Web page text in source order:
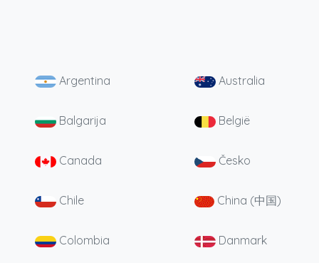
Argentina Australia
Balgarija België
Canada Česko
Chile China (中国)
Colombia Danmark